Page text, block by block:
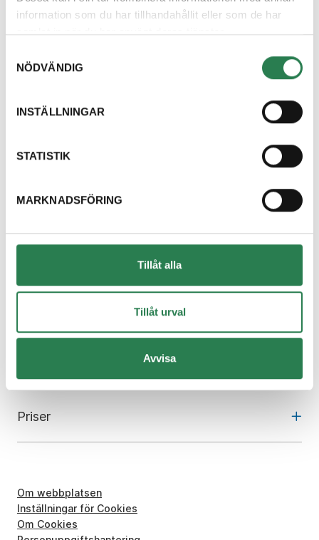
information som du har tillhandahållit eller som de har
samlat in när du har använt deras tjänster.
NÖDVÄNDIG
INSTÄLLNINGAR
STATISTIK
MARKNADSFÖRING
Tillåt alla
Tillåt urval
Avvisa
avfallsanläggningar.
Hittar du inte svar
på din fråga?
Välkommen att kontakta oss, vi finns här för
att hjälpa dig och svara på dina frågor.
Priser
Om webbplatsen
Inställningar för Cookies
Om Cookies